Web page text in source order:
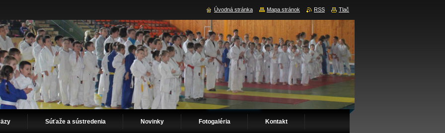
Súťaže a sústredenia Novinky Fotogaléria Kontakt
Úvodná stránka Mapa stránok RSS Tlač